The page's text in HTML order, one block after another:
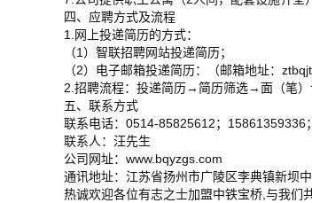
四、应聘方式及流程
1.网上投递简历的方式：
（1）智联招聘网站投递简历；
（2）电子邮箱投递简历：（邮箱地址：
2.招聘流程：投递简历→简历筛选→面（笔
五、联系方式
联系电话：0514-85825612；15861359336
联系人：汪先生
公司网址：www.bqyzgs.com
通讯地址：江苏省扬州市广陵区李典镇新坝
热诚欢迎各位有志之士加盟中铁宝桥,与我们